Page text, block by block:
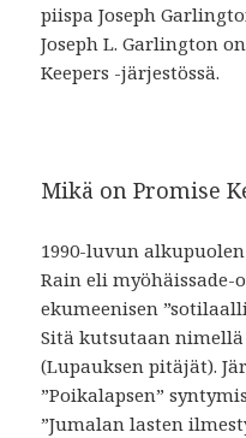
piispa Joseph
Joseph L. Garlington
Keepers -järjestössä.
Mikä on Promise
1990-luvun
Rain eli myöhäissade-
ekumeenisen
Sitä kutsutaan nimellä
(Lupauksen pitäjät).
”Poikalapsen”
”Jumalan lasten